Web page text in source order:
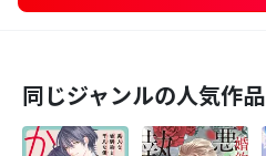
同じジャンルの人気作品